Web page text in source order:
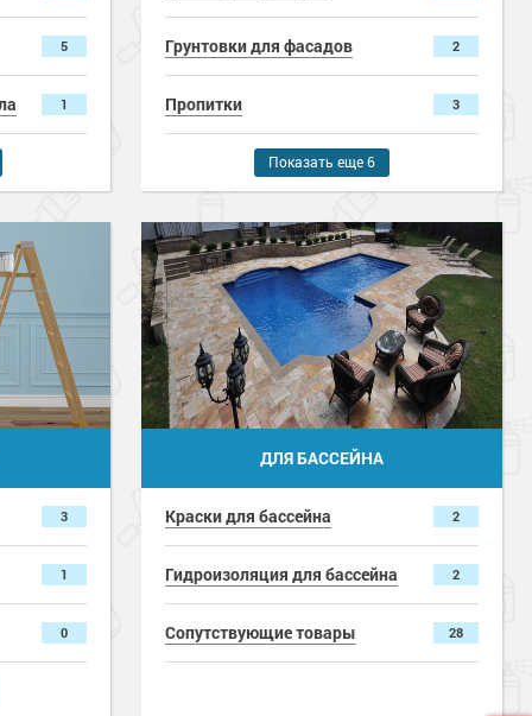
5
1
13
2
3
6
9
1
Грунтовки для фасадов 2
Пропитки 3
Жидкая теплоизоляция 1
Гидрофобизатор 2
Смывка 1
Антивысол 1
Сопутствующие товары
Показать еще 6
3
1
0
ДЛЯ БАССЕЙНА
Краски для бассейна 2
Гидроизоляция для бассейна 2
Сопутствующие товары 28